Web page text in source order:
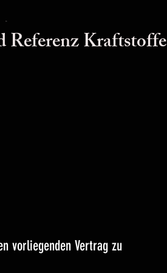
Referenz Kraftstoffe
vorliegenden Vertrag zu